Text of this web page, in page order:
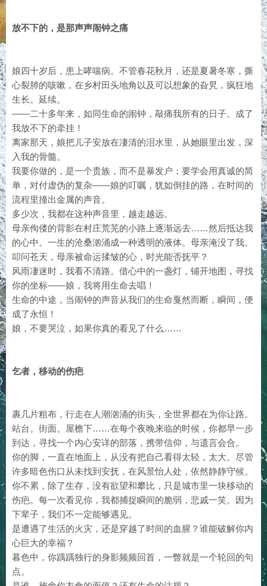
放不下的，是那声声闹钟之痛
娘四十岁后，患上哮喘病。不管春花秋月，还是夏暑冬寒，撕
心裂肺的咳嗽，在乡村田头地角以及可以想象的旮旯，疯狂地
生长。延续。
——二十多年来，如同生命的闹钟，敲痛我所有的日子。成了
我放不下的牵挂！
离家那天，娘把儿子安放在凄清的泪水里，从她眼里出发，深
入我的骨髓。
我要你做的，是一个贵族，而不是暴发户；要学会用真诚的简
单，对付虚伪的复杂——娘的叮嘱，犹如倒挂的路，在时间的
流程里撞出金属的声音。
多少次，我都在这种声音里，越走越远。
母亲佝偻的背影在村庄荒芜的小路上逐渐远去……然后抵达我
的心中。一生的沧桑汹涌成一种透明的液体。母亲淹没了我。
叩问苍天，母亲被命运揉皱的心，时光能否抚平？
风雨凄迷时，我看不清路。借心中的一盏灯，铺开地图，寻找
你的坐标——娘，我将用生命去唱！
生命的中途，当闹钟的声音从我们的生命戛然而断，瞬间，便
成了永恒！
娘，不要哭泣，如果你真的看见了什么……
乞者，移动的伤疤
裹几片粗布，行走在人潮汹涌的街头，全世界都在为你让路。
站台。街面。屋檐下……在每个夜晚来临的时候，你都早一步
到达，寻找一个内心安详的部落，携带信仰，与遗言会合。
你的脚，一直在地面上，从没有把自己看得太轻，太大。尽管
许多暗色伤口从未找到安抚，在风景怡人处，依然静静守候。
你不累，除了生存，没有欲望和攀比，只是城市里一块移动的
伤疤。每一次看见你，我都捕捉瞬间的脆弱，悲戚一笑。因为
下辈子，我们不一定能够遇见。
是遭遇了生活的火灾，还是穿越了时间的血腥？谁能破解你内
心巨大的幸福？
暮色中，你踽踽独行的身影频频回首，一瞥就是一个轮回的句
点。